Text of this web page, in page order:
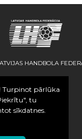
Turpinot pārlūka
tu
sīkdatnes.
HANDBOLA